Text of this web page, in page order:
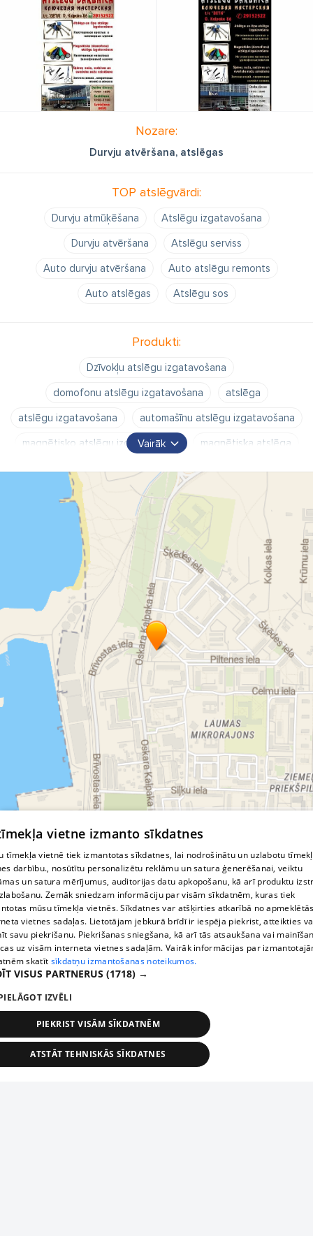
Nozare:
Durvju atvēršana, atslēgas
TOP atslēgvārdi:
Durvju atmūķēšana
Atslēgu izgatavošana
Durvju atvēršana
Atslēgu serviss
Auto durvju atvēršana
Auto atslēgu remonts
Auto atslēgas
Atslēgu sos
Produkti:
Dzīvokļu atslēgu izgatavošana
domofonu atslēgu izgatavošana
atslēga
atslēgu izgatavošana
automašīnu atslēgu izgatavošana
magnētisko atslēgu izgatavošana
magnētiska atslēga
dzīvokļu durvju avārijas atvēršana
automašīnu durvju avārijas atvēršana
durvju SOS avārijas atvēršana
slēdzeņu remonts
nažu asināšana
šķēru asināšana
sadzīves nažu asināšana
overloka nažu asināšana
Pāvels
Jakovļevs
atslēgu darbnīca
automašīnu slēdzeņu remonts
seifa atslēgas
čipu izgatavošana
magnētisko atslēgu izgatavošana
domofona atslēgu remonts
Durvju atvēršana Liepājā
Vairāk
© MapTiler© OpenStreetMap contributors
vietne izmanto sīkdatnes
tīmekļa vietnē tiek izmantotas sīkdatnes, lai nodrošinātu un uzlabotu
darbību., nosūtītu personalizētu reklāmu un satura ģenerēšanai, veiktu
un satura mērījumus, auditorijas datu apkopošanu, kā arī produktu
Zemāk sniedzam informāciju par visām sīkdatnēm, kuras tiek
mūsu tīmekļa vietnēs. Sīkdatnes var atšķirties atkarībā no
vietnes sadaļas. Lietotājam jebkurā brīdī ir iespēja piekrist, atteikties
savu piekrišanu. Piekrišanas sniegšana, kā arī tās atsaukšana vai
uz visām interneta vietnes sadaļām. Vairāk informācijas par
skatīt sīkdatņu izmantošanas noteikumos.
VISUS PARTNERUS (1718) →
IZVĒLI
PIEKRIST VISĀM SĪKDATNĒM
ATSTĀT TEHNISKĀS SĪKDATNES